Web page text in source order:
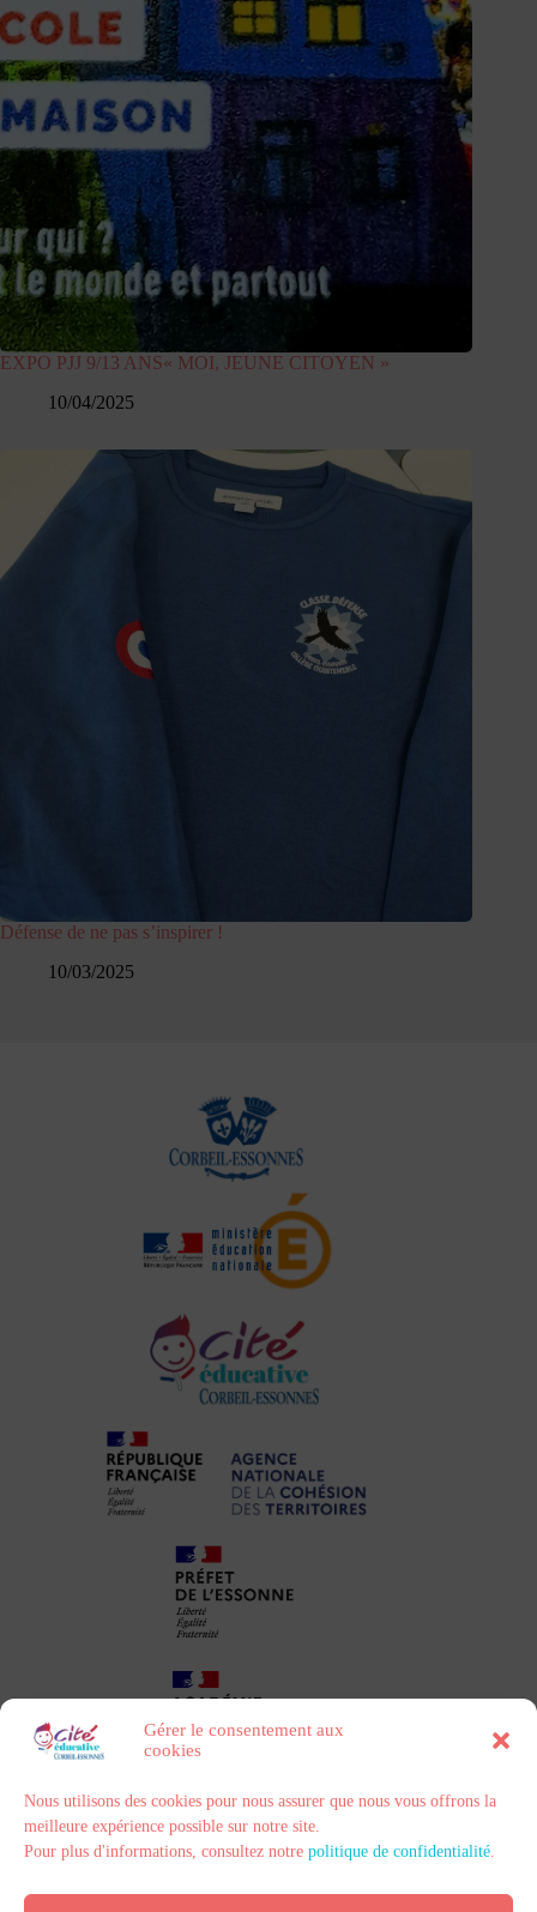
Gérer le consentement aux
cookies
Nous utilisons des cookies pour nous assurer que nous vous offrons la
meilleure expérience possible sur notre site.
Pour plus d'informations, consultez notre politique de confidentialité.
EXPO PJJ 9/13 ANS« MOI, JEUNE CITOYEN »
10/04/2025
Défense de ne pas s’inspirer !
10/03/2025